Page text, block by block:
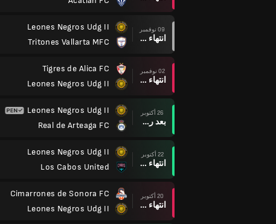
09 نوفمبر
انتهاء وقت المباراة
Leones Negros Udg II
Tritones Vallarta MFC
02 نوفمبر
انتهاء وقت المباراة
Tigres de Alica FC
Leones Negros Udg II
26 أكتوبر
بعد ركلات الترجيح
Leones Negros Udg II
Real de Arteaga FC
22 أكتوبر
انتهاء وقت المباراة
Leones Negros Udg II
Los Cabos United
20 أكتوبر
انتهاء وقت المباراة
Cimarrones de Sonora FC
Leones Negros Udg II